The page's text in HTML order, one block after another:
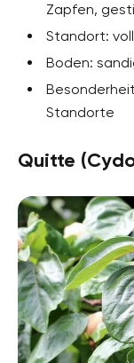
Zapfen,
Standort:
Boden:
Standorte
Quitte